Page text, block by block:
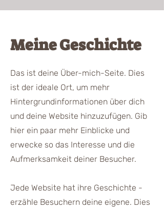
Meine Geschichte
Das ist deine Über-mich-Seite. Dies
ist der ideale Ort, um mehr
Hintergrundinformationen über dich
und deine Website hinzuzufügen. Gib
hier ein paar mehr Einblicke und
erwecke so das Interesse und die
Aufmerksamkeit deiner Besucher.
Jede Website hat ihre Geschichte -
erzähle Besuchern deine eigene. Dies